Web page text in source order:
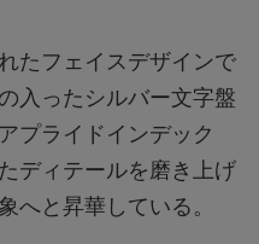
たフェイスデザインで
入ったシルバー文字盤
プライドインデック
ディテールを磨き上げ
へと昇華している。